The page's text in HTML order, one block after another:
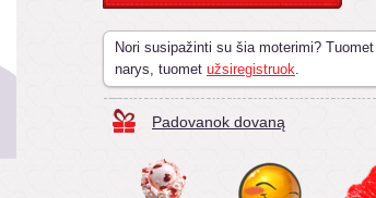
Nori susipažinti su šia moterimi? Tuomet
narys, tuomet užsiregistruok.
Padovanok dovaną